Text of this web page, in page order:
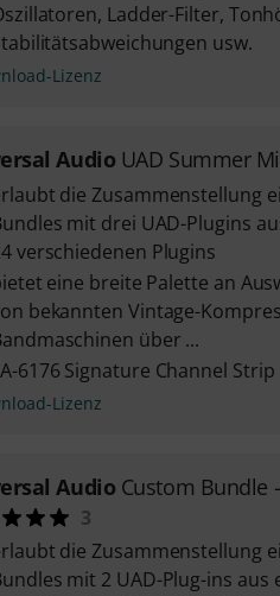
Ladder-Filter,
usw.
Lizenz
Audio UAD Summer
die Zusammenstellung
mit drei UAD-Plugins
verschiedenen Plugins
eine breite Palette an
bekannten Vintage-
über ...
6176 Signature Channel Strip
Lizenz
Audio Custom Bundle
3
die Zusammenstellung
mit 2 UAD-Plug-ins aus